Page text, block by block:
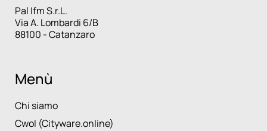
Pal Ifm S.r.L.
Via A. Lombardi 6/B
88100 - Catanzaro
Menù
Chi siamo
Cwol (Cityware.online)